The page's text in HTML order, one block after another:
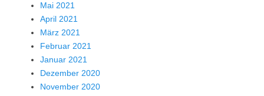
Mai 2021
April 2021
März 2021
Februar 2021
Januar 2021
Dezember 2020
November 2020